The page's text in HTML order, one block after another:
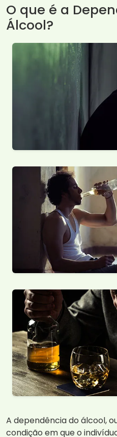
O que é a
Álcool?
A dependência do álcool,
condição em que o